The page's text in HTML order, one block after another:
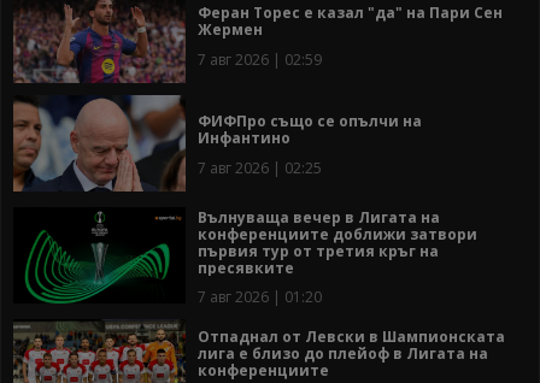
Феран Торес е казал "да" на Пари Сен
Жермен
7 авг 2026 | 02:59
ФИФПро също се опълчи на
Инфантино
7 авг 2026 | 02:25
Вълнуваща вечер в Лигата на
конференциите доближи затвори
първия тур от третия кръг на
пресявките
7 авг 2026 | 01:20
Отпаднал от Левски в Шампионската
лига е близо до плейоф в Лигата на
конференциите